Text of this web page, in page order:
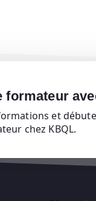
formateur
et
chez KBQL.